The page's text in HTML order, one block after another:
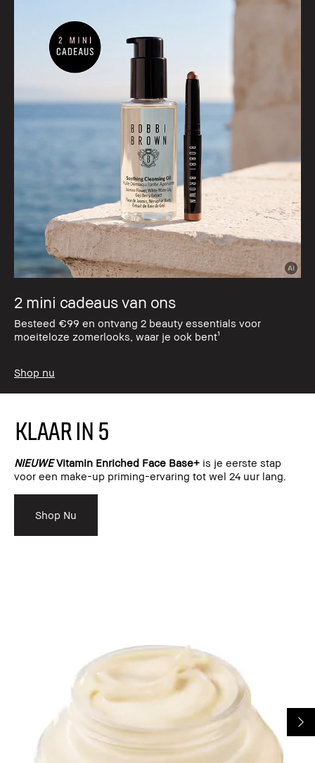
2 mini cadeaus van ons
Besteed €99 en ontvang 2 beauty essentials voor
moeiteloze zomerlooks, waar je ook bent¹
Shop nu
KLAAR IN 5
NIEUWEVitamin Enriched Face Base+ is je eerste stap
voor een make-up priming-ervaring tot wel 24 uur lang.
Shop Nu